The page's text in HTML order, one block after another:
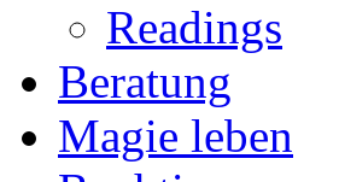
Readings
Beratung
Magie leben